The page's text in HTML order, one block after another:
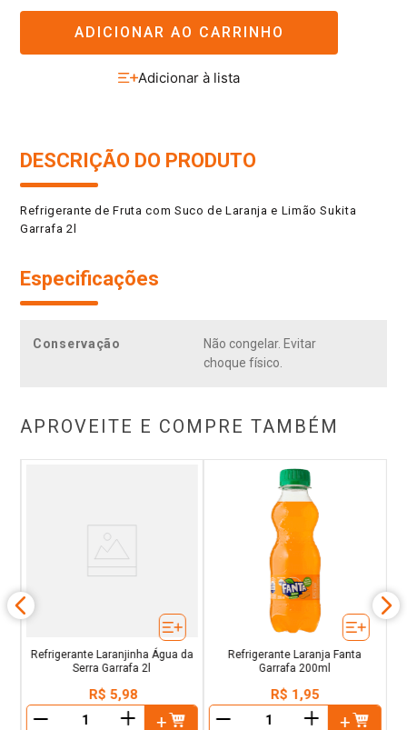
ADICIONAR AO CARRINHO
DESCRIÇÃO DO PRODUTO
Refrigerante de Fruta com Suco de Laranja e Limão Sukita
Garrafa 2l
Especificações
Conservação
Não congelar. Evitar
choque físico.
APROVEITE E COMPRE TAMBÉM
Refrigerante Laranjinha Água da
Serra Garrafa 2l
R$ 5,98
＋
Refrigerante Laranja Fanta
Garrafa 200ml
R$ 1,95
＋